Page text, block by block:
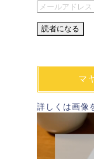
メ
ル
レ
マ
詳しくは画像